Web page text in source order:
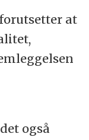
at
også